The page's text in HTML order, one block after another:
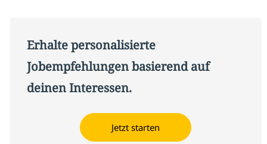
Erhalte personalisierte
Jobempfehlungen basierend auf
deinen Interessen.
Jetzt starten